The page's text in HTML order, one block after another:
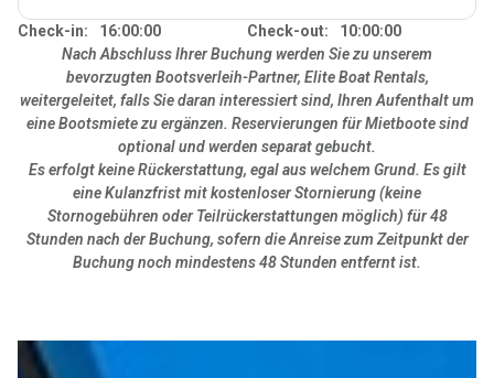
Check-in: 16:00:00 Check-out:
10:00:00
Nach Abschluss Ihrer Buchung werden Sie zu unserem
bevorzugten Bootsverleih-Partner, Elite Boat Rentals,
weitergeleitet, falls Sie daran interessiert sind, Ihren Aufenthalt um
eine Bootsmiete zu ergänzen. Reservierungen für Mietboote sind
optional und werden separat gebucht.
Es erfolgt keine Rückerstattung, egal aus welchem Grund. Es gilt
eine Kulanzfrist mit kostenloser Stornierung (keine
Stornogebühren oder Teilrückerstattungen möglich) für 48
Stunden nach der Buchung, sofern die Anreise zum Zeitpunkt der
Buchung noch mindestens 48 Stunden entfernt ist.